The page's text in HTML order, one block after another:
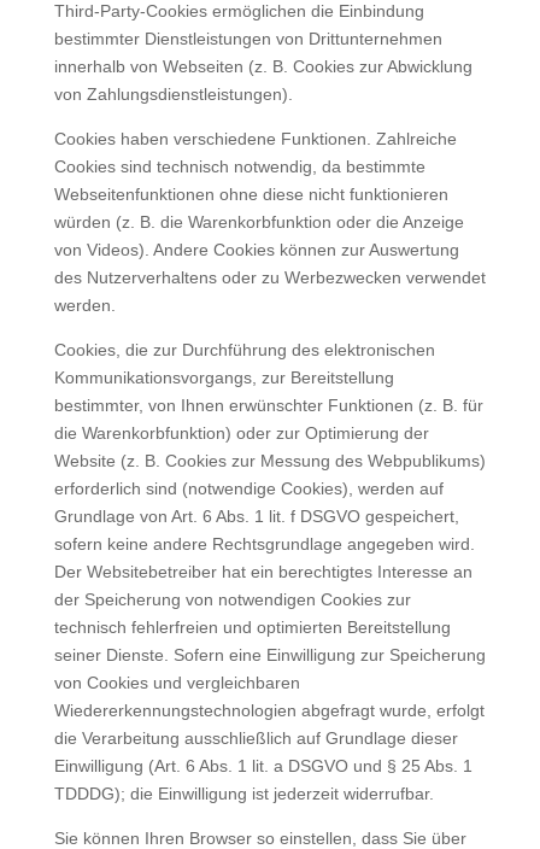
Third-Party-Cookies ermöglichen die Einbindung
bestimmter Dienstleistungen von Drittunternehmen
innerhalb von Webseiten (z. B. Cookies zur Abwicklung
von Zahlungsdienstleistungen).
Cookies haben verschiedene Funktionen. Zahlreiche
Cookies sind technisch notwendig, da bestimmte
Webseitenfunktionen ohne diese nicht funktionieren
würden (z. B. die Warenkorbfunktion oder die Anzeige
von Videos). Andere Cookies können zur Auswertung
des Nutzerverhaltens oder zu Werbezwecken verwendet
werden.
Cookies, die zur Durchführung des elektronischen
Kommunikationsvorgangs, zur Bereitstellung
bestimmter, von Ihnen erwünschter Funktionen (z. B. für
die Warenkorbfunktion) oder zur Optimierung der
Website (z. B. Cookies zur Messung des Webpublikums)
erforderlich sind (notwendige Cookies), werden auf
Grundlage von Art. 6 Abs. 1 lit. f DSGVO gespeichert,
sofern keine andere Rechtsgrundlage angegeben wird.
Der Websitebetreiber hat ein berechtigtes Interesse an
der Speicherung von notwendigen Cookies zur
technisch fehlerfreien und optimierten Bereitstellung
seiner Dienste. Sofern eine Einwilligung zur Speicherung
von Cookies und vergleichbaren
Wiedererkennungstechnologien abgefragt wurde, erfolgt
die Verarbeitung ausschließlich auf Grundlage dieser
Einwilligung (Art. 6 Abs. 1 lit. a DSGVO und § 25 Abs. 1
TDDDG); die Einwilligung ist jederzeit widerrufbar.
Sie können Ihren Browser so einstellen, dass Sie über